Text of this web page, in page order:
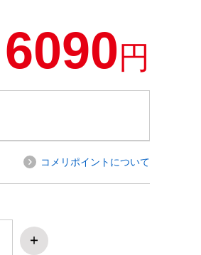
6090円
コメリポイントについて